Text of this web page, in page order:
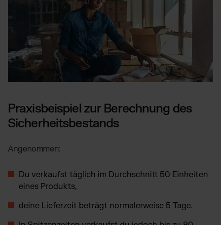
Praxisbeispiel zur Berechnung des
Sicherheitsbestands
Angenommen:
Du verkaufst täglich im Durchschnitt 50 Einheiten
eines Produkts,
deine Lieferzeit beträgt normalerweise 5 Tage.